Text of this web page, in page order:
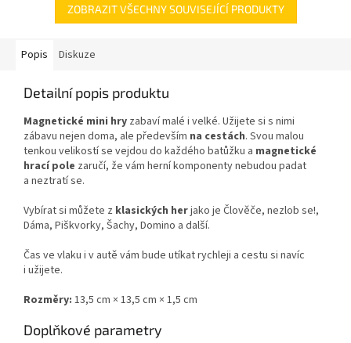
ZOBRAZIT VŠECHNY SOUVISEJÍCÍ PRODUKTY
Popis Diskuze
Detailní popis produktu
Magnetické mini hry zabaví malé i velké. Užijete si s nimi
zábavu nejen doma, ale především na cestách. Svou malou
tenkou velikostí se vejdou do každého batůžku a magnetické
hrací pole zaručí, že vám herní komponenty nebudou padat
a neztratí se.
Vybírat si můžete z klasických herjako je Člověče, nezlob se!,
Dáma, Piškvorky, Šachy, Domino a další.
Čas ve vlaku i v autě vám bude utíkat rychleji a cestu si navíc
i užijete.
Rozměry: 13,5 cm × 13,5 cm × 1,5 cm
Doplňkové parametry